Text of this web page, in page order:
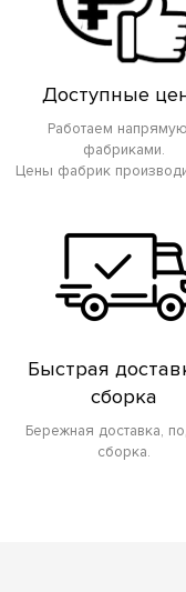
Доступные
Работаем
фабриками.
Цены фабрик
Быстрая
сборка
Бережная доставка,
сборка.